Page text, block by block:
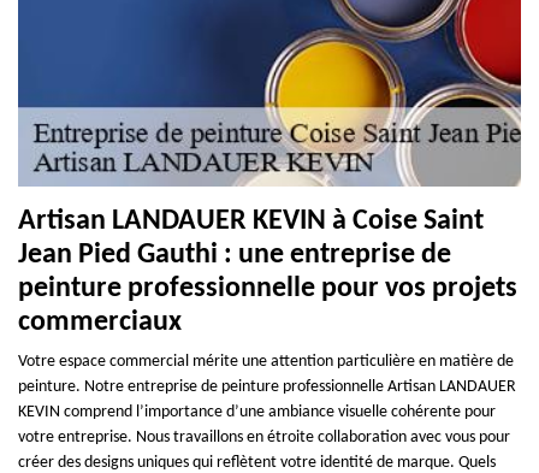
Artisan LANDAUER KEVIN à Coise Saint
Jean Pied Gauthi : une entreprise de
peinture professionnelle pour vos projets
commerciaux
Votre espace commercial mérite une attention particulière en matière de
peinture. Notre entreprise de peinture professionnelle Artisan LANDAUER
KEVIN comprend l’importance d’une ambiance visuelle cohérente pour
votre entreprise. Nous travaillons en étroite collaboration avec vous pour
créer des designs uniques qui reflètent votre identité de marque. Quels